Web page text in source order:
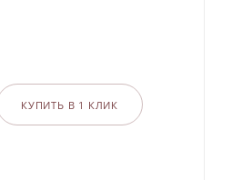
КУПИТЬ В 1 КЛИК